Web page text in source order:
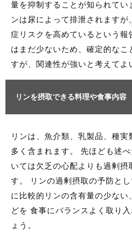
量を抑制することが知られてい
ンは尿によって排泄されますが
症リスクを高めているという報
はまだ少ないため、確定的なこ
すが、関連性が強いと考えてよ
リンを摂取できる料理や食事内容
リンは、魚介類、乳製品、種実
多く含まれます。 先ほども述
いては欠乏の心配よりも過剰摂
す。 リンの過剰摂取の予防と
に比較的リンの含有量の少ない
どを 食事にバランスよく取り
ょう。